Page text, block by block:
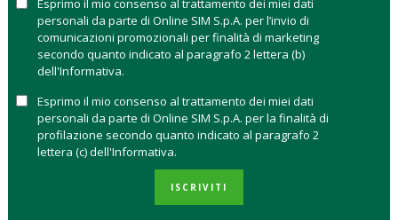
e preoccupazioni per chi investe. La manovra della FED avrà
un impatto limitato sui mercati secondoDavid Lafferty,
Chief Market Strategist, Natixis Global Asset
0,75% – 1,00%) perché è già scontato dai mercati. “Se la Fed
si spingesse verso 50 punti base d rialzo questo potrebbe
dare una scossa, ma nessuno dei due è probabile” ha detto
Lafferty, “Dopo otto anni di ribassi dei tassi a livello mondiale,
la Fed è la prima banca centrale
questo test: la normalizzazione della politica monetaria, con
Esprimo il mio consenso al trattamento dei miei dati
personali da parte di Online SIM S.p.A. per l’invio di
comunicazioni promozionali per finalità di marketing
secondo quanto indicato al paragrafo 2 lettera (b)
dell'Informativa.
Esprimo il mio consenso al trattamento dei miei dati
personali da parte di Online SIM S.p.A. per la finalità di
profilazione secondo quanto indicato al paragrafo 2
lettera (c) dell'Informativa.
ISCRIVITI